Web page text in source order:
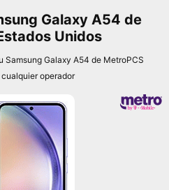
Galaxy A54 de
Unidos
Samsung Galaxy A54 de MetroPCS
cualquier operador